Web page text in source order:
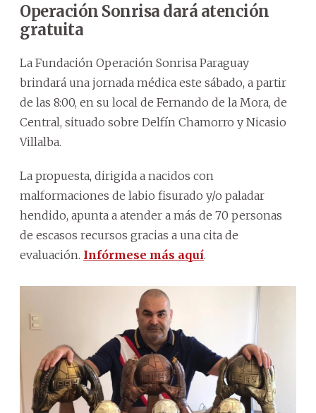
Operación Sonrisa dará atención
gratuita
La Fundación Operación Sonrisa Paraguay
brindará una jornada médica este sábado, a partir
de las 8:00, en su local de Fernando de la Mora, de
Central, situado sobre Delfín Chamorro y Nicasio
Villalba.
La propuesta, dirigida a nacidos con
malformaciones de labio fisurado y/o paladar
hendido, apunta a atender a más de 70 personas
de escasos recursos gracias a una cita de
evaluación. Infórmese más aquí.